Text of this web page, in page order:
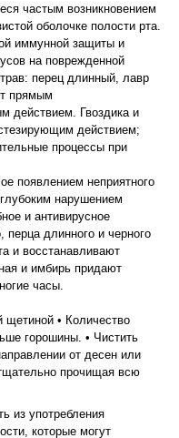
частым возникновением
оболочке полости рта.
иммунной защиты и
на поврежденной
перец длинный, лавр
прямым
действием. Гвоздика и
действием;
процессы при
появлением неприятного
нарушением
и антивирусное
перца длинного и черного
и восстанавливают
и имбирь придают
часы.
щетиной • Количество
горошины. • Чистить
от десен или
прочищая всю
из употребления
которые могут